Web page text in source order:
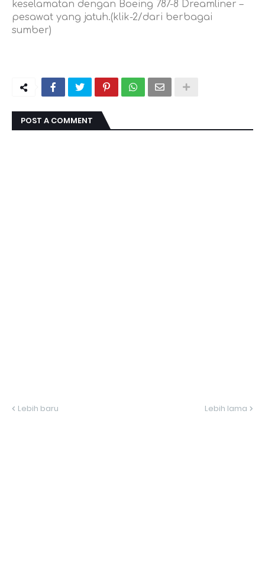
keselamatan dengan Boeing 787-8 Dreamliner –
pesawat yang jatuh.(klik-2/dari berbagai
sumber)
POST A COMMENT
Lebih baru Lebih lama